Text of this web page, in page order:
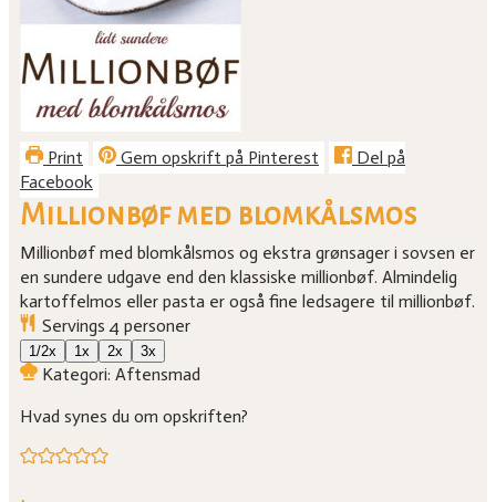
Print Gem opskrift på Pinterest
Del på
Facebook
Millionbøf med blomkålsmos
Millionbøf med blomkålsmos og ekstra grønsager i sovsen er
en sundere udgave end den klassiske millionbøf. Almindelig
kartoffelmos eller pasta er også fine ledsagere til millionbøf.
Servings4 personer
1/2x 1x 2x 3x
Kategori: Aftensmad
Hvad synes du om opskriften?